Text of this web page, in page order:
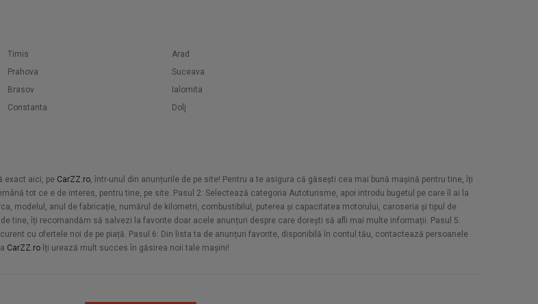
Timis
Prahova
Brasov
Constanta
Arad
Suceava
Ialomita
Dolj
exact aici, pe CarZZ.ro, într-unul din anunțurile de pe site! Pentru a te asigura că găsești cea mai bună mașină pentru tine, îți
tot ce e de interes, pentru tine, pe site. Pasul 2: Selectează categoria Autoturisme, apoi introdu bugetul pe care îl ai la
modelul, anul de fabricație, numărul de kilometri, combustibilul, puterea și capacitatea motorului, caroseria și tipul de
tine, îți recomandăm să salvezi la favorite doar acele anunțuri despre care dorești să afli mai multe informații. Pasul 5.
cu ofertele noi de pe piață. Pasul 6: Din lista ta de anunțuri favorite, disponibilă în contul tău, contactează persoanele
CarZZ.ro îți urează mult succes în găsirea noii tale mașini!